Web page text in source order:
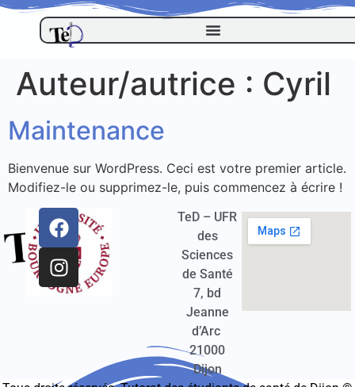
Auteur/autrice : Cyril
Maintenance
Bienvenue sur WordPress. Ceci est votre premier article.
Modifiez-le ou supprimez-le, puis commencez à écrire !
TeD – UFR
des
Sciences
de Santé
7, bd
Jeanne
d’Arc
21000
Dijon